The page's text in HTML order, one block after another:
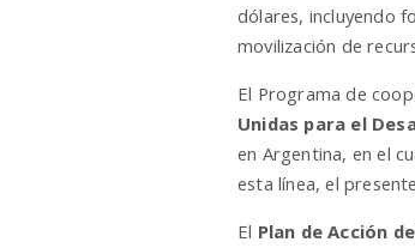
dólares, incluyendo
movilización de
El Programa de
Unidas para el
en Argentina, en el
esta línea, el
El Plan de Acción